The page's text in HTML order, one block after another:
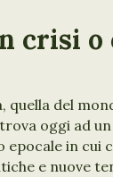
crisi o
quella del
oggi ad
epocale in cui
e nuove